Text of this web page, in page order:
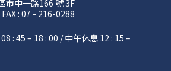
市中一路166 號 3F
FAX : 07 - 216-0288
: 45 – 18 : 00 / 中午休息 12 : 15 –